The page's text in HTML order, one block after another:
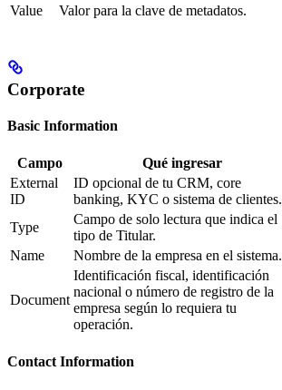
Value Valor para la clave de metadatos.
Corporate
Basic Information
Campo Qué ingresar
External
ID
ID opcional de tu CRM, core
banking, KYC o sistema de clientes.
Type
Campo de solo lectura que indica el
tipo de Titular.
Name Nombre de la empresa en el sistema.
Document
Identificación fiscal, identificación
nacional o número de registro de la
empresa según lo requiera tu
operación.
Contact Information